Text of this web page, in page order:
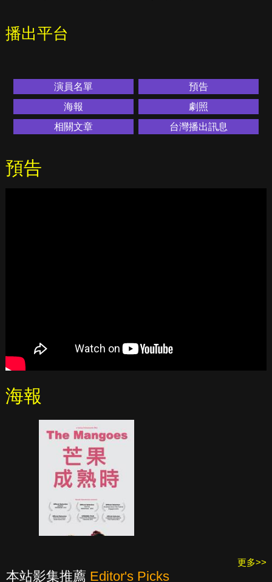
播出平台
演員名單
預告
海報
劇照
相關文章
台灣播出訊息
預告
海報
更多>>
本站影集推薦 Editor's Picks